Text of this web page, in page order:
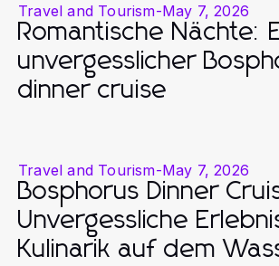
Travel and Tourism-May 7, 2026
Romantische Nächte:
unvergesslicher
dinner cruise
Travel and Tourism-May 7, 2026
Bosphorus Dinner
Unvergessliche
Kulinarik auf dem